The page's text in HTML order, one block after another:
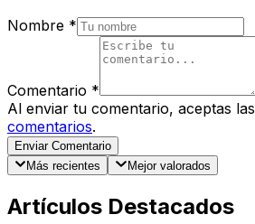
Nombre *
Comentario *
Al enviar tu comentario, aceptas las
comentarios.
Enviar Comentario
Más recientes
Mejor valorados
Artículos Destacados